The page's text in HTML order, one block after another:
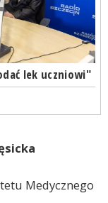
lek uczniowi"
Medycznego